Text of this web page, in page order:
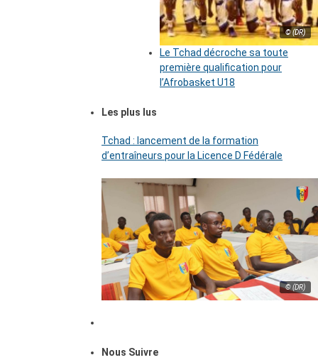
© (DR)
Le Tchad décroche sa toute
première qualification pour
l’Afrobasket U18
Les plus lus
Tchad : lancement de la formation
d’entraîneurs pour la Licence D Fédérale
© (DR)
Nous Suivre